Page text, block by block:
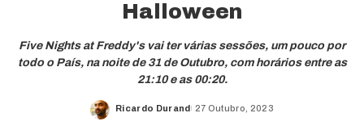
Halloween
Five Nights at Freddy's vai ter várias sessões, um pouco por
todo o País, na noite de 31 de Outubro, com horários entre as
21:10 e as 00:20.
Posted
Ricardo Durand 27 Outubro, 2023